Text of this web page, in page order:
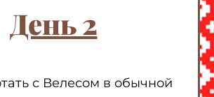
День 2
с Велесом в обычной